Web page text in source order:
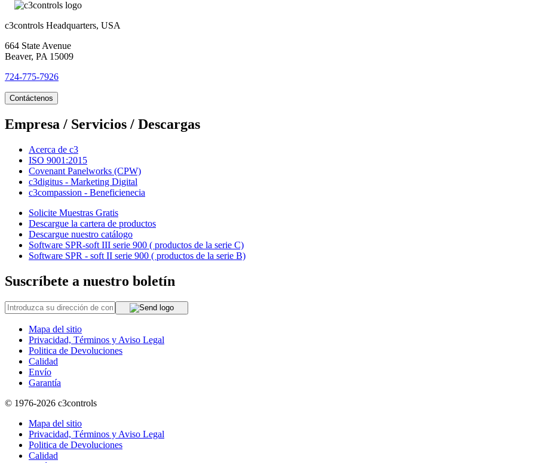
c3controls Headquarters, USA
664 State Avenue
Beaver, PA 15009
724-775-7926
Contáctenos
Empresa / Servicios / Descargas
Acerca de c3
ISO 9001:2015
Covenant Panelworks (CPW)
c3digitus - Marketing Digital
c3compassion - Beneficienecia
Solicite Muestras Gratis
Descargue la cartera de productos
Descargue nuestro catálogo
Software SPR-soft III serie 900 ( productos de la serie C)
Software SPR - soft II serie 900 ( productos de la serie B)
Suscríbete a nuestro boletín
Mapa del sitio
Privacidad, Términos y Aviso Legal
Politica de Devoluciones
Calidad
Envío
Garantía
© 1976-2026 c3controls
Mapa del sitio
Privacidad, Términos y Aviso Legal
Politica de Devoluciones
Calidad